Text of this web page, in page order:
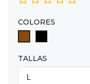
COLORES
TALLAS